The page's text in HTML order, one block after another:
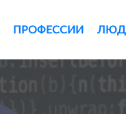
ПРОФЕССИИ